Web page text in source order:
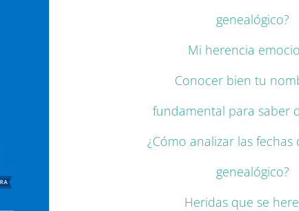
genealógico?
Mi herencia
Conocer bien tu
fundamental para saber
¿Cómo analizar las
genealógico?
Heridas que se